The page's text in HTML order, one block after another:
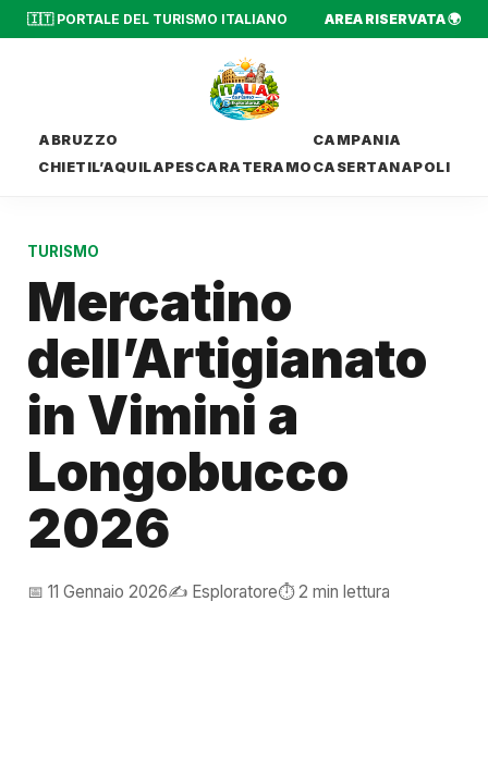
🇮🇹 PORTALE DEL TURISMO ITALIANO AREA RISERVATA 🌍
ABRUZZO
CHIETIL’AQUILAPESCARA TERAMO
CAMPANIA
CASERTANAPOLI
TURISMO
Mercatino
dell’Artigianato
in Vimini a
Longobucco
2026
📅 11 Gennaio 2026✍️ Esploratore⏱️ 2 min lettura